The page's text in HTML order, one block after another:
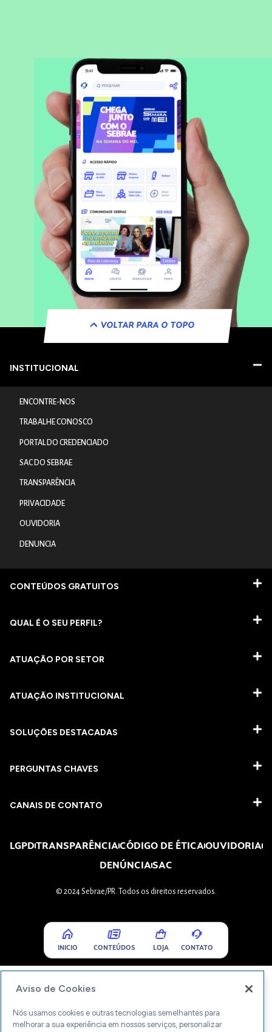
VOLTAR PARA O TOPO
INSTITUCIONAL
ENCONTRE-NOS
TRABALHE CONOSCO
PORTAL DO CREDENCIADO
SAC DO SEBRAE
TRANSPARÊNCIA
PRIVACIDADE
OUVIDORIA
DENUNCIA
CONTEÚDOS GRATUITOS
QUAL É O SEU PERFIL?
ATUAÇÃO POR SETOR
ATUAÇÃO INSTITUCIONAL
SOLUÇÕES DESTACADAS
PERGUNTAS CHAVES​
CANAIS DE CONTATO
LGPDTRANSPARÊNCIACÓDIGO DE ÉTICAOUVIDORIA
DENÚNCIASAC
© 2024 Sebrae/PR. Todos os direitos reservados.
INICIO CONTEÚDOS LOJA CONTATO
Aviso de Cookies
Nós usamos cookies e outras tecnologias semelhantes para
melhorar a sua experiência em nossos serviços, personalizar